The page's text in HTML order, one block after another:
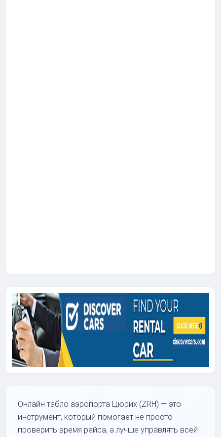
Онлайн табло аэропорта Цюрих (ZRH) — это
инструмент, который помогает не просто
проверить время рейса, а лучше управлять всей